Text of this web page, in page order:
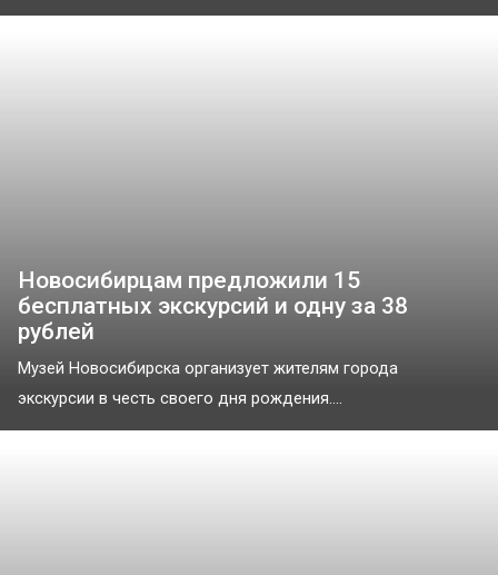
Новосибирцам предложили 15
бесплатных экскурсий и одну за 38
рублей
Музей Новосибирска организует жителям города
экскурсии в честь своего дня рождения....